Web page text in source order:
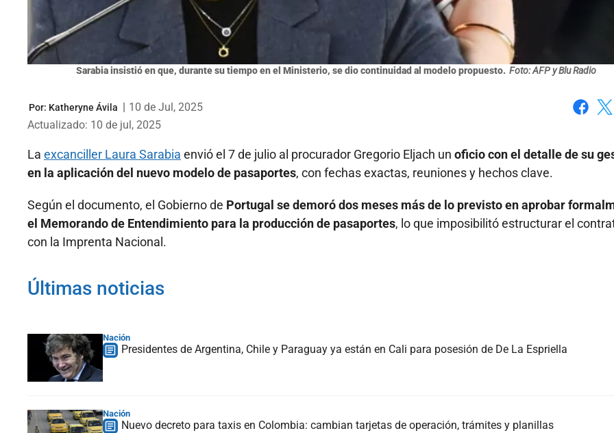
Sarabia insistió en que, durante su tiempo en el Ministerio, se dio continuidad al modelo propuesto. Foto: AFP y Blu Radio
Por: Katheryne Ávila | 10 de Jul, 2025
Actualizado: 10 de jul, 2025
La excanciller Laura Sarabia envió el 7 de julio al procurador Gregorio Eljach un oficio con el detalle de su
en la aplicación del nuevo modelo de pasaportes, con fechas exactas, reuniones y hechos clave.
Según el documento, el Gobierno de Portugal se demoró dos meses más de lo previsto en aprobar
el Memorando de Entendimiento para la producción de pasaportes, lo que imposibilitó estructurar el
con la Imprenta Nacional.
Últimas noticias
Nación
Presidentes de Argentina, Chile y Paraguay ya están en Cali para posesión de De La Espriella
Nación
Nuevo decreto para taxis en Colombia: cambian tarjetas de operación, trámites y planillas